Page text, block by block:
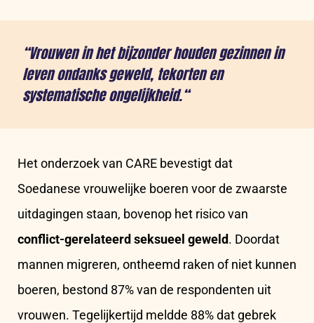
“Vrouwen in het bijzonder houden gezinnen in
leven ondanks geweld, tekorten en
systematische ongelijkheid.“
Het onderzoek van CARE bevestigt dat
Soedanese vrouwelijke boeren voor de zwaarste
uitdagingen staan, bovenop het risico van
conflict-gerelateerd seksueel geweld. Doordat
mannen migreren, ontheemd raken of niet kunnen
boeren, bestond 87% van de respondenten uit
vrouwen. Tegelijkertijd meldde 88% dat gebrek